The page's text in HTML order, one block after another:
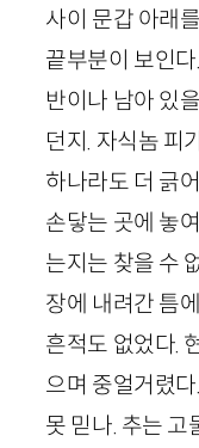
사이 문갑 아래
끝부분이 보인
반이나 남아 있
던지. 자식놈 피
하나라도 더 긁
손닿는 곳에 놓
는지는 찾을 수
장에 내려간 틈
흔적도 없었다.
으며 중얼거렸
못 믿나. 추는